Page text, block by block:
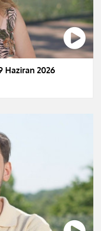
Haziran 2026